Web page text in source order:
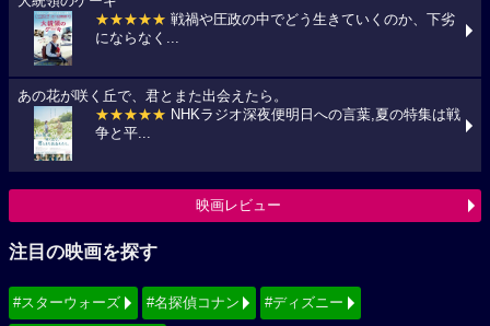
★★★★★ 戦禍や圧政の中でどう生きていくのか、下劣
にならなく...
あの花が咲く丘で、君とまた出会えたら。
★★★★★ NHKラジオ深夜便明日への言葉,夏の特集は戦
争と平...
映画レビュー
注目の映画を探す
#スターウォーズ #名探偵コナン #ディズニー